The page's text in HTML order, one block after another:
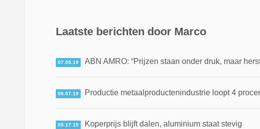
Laatste berichten door Marco
07.05.19 ABN AMRO: “Prijzen staan onder druk, maar
06.07.19 Productie metaalproductenindustrie loopt 4
05.17.19 Koperprijs blijft dalen, aluminium staat stevig